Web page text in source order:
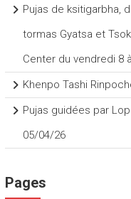
Pujas de ksitigarbha,
tormas Gyatsa et
Center du vendredi 8
Khenpo Tashi
Pujas guidées par
05/04/26
Pages